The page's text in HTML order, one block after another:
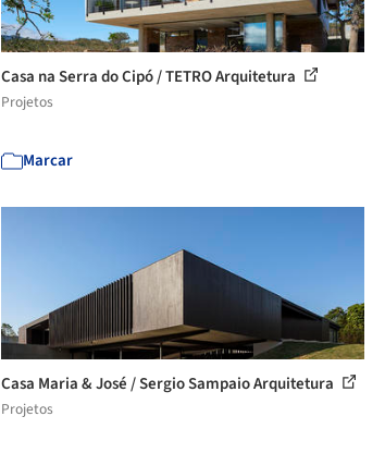
Casa na Serra do Cipó / TETRO Arquitetura
Projetos
Marcar
Casa Maria & José / Sergio Sampaio Arquitetura
Projetos